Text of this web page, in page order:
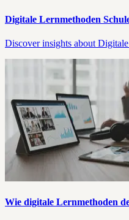
Digitale Lernmethoden
Discover insights about
Wie digitale Lernmethoden